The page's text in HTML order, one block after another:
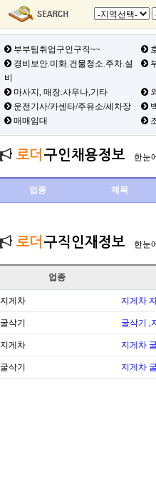
부부팀취업구인구직~~
경비보안.미화.건물청소.주차.설
비
마사지, 매장.사우나,기타
운전기사/카센타/주유소/세차장
매매임대
로더 구인채용정보 한눈
업종 제목
로더 구직인재정보 한눈
업종
지게차 지게차
굴삭기 굴삭기 ,
지게차 지게차
굴삭기 지게차